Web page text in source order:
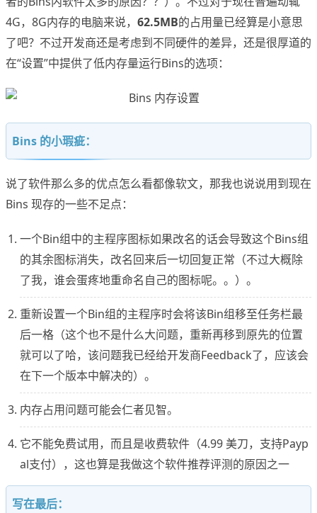
4G，8G内存的电脑来说， 62.5MB的占用量已经算是小意思
了吧？不过开发商还是考虑到不同硬件的差异，还是很厚道的
在“设置”中提供了低内存量运行Bins的选项：
Bins 的小瑕疵：
说了软件那么多的优点怎么看都像软文，那我也说说用到现在
Bins 现存的一些不足点：
一个Bin组中的主程序图标如果改名的话会导致这个Bins组
的其余图标消失，改名回来后一切回复正常（不过大概除
了我，谁会蛋疼地重命名自己的图标呢。。）。
重新设置一个Bin组的主程序时会将该Bin组移至任务栏最
后一格（这个也不是什么大问题，重新再移到原先的位置
就可以了哈，该问题我已经给开发商Feedback了，应该会
在下一个版本中解决的）。
内存占用问题可能会仁者见智。
它不能免费试用，而且是收费软件（4.99 美刀，支持Payp
al支付），这也算是我做这个软件推荐评测的原因之一
写在最后：